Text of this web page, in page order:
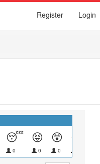
Register Login
😴
0
😝
0
😲
0
😟